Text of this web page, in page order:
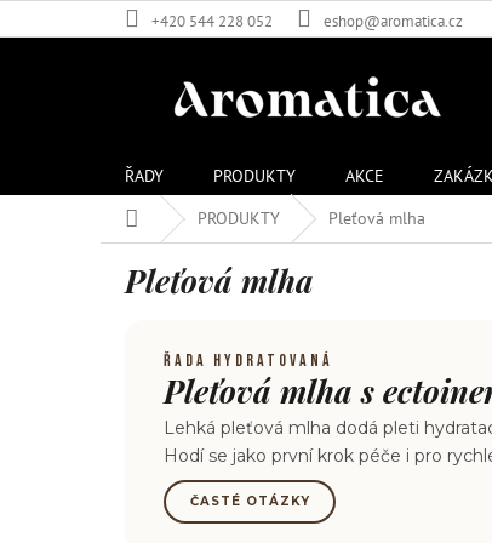
na
+420 544 228 052 eshop@aromatica.cz
ŘADY PRODUKTY AKCE
Domů
PRODUKTY Pleťová mlha
Pleťová mlha
ŘADA HYDRATOVANÁ
Pleťová mlha s
Lehká pleťová mlha dodá pleti
Hodí se jako první krok péče i pro
ČASTÉ OTÁZKY